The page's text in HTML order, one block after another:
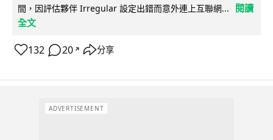
間，因評估夥伴 Irregular 設定出錯而意外連上互聯網...
閱讀
全文
132 20 ↗ 分享
ADVERTISEMENT